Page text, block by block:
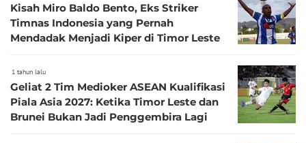
Kisah Miro Baldo Bento, Eks Striker
Timnas Indonesia yang Pernah
Mendadak Menjadi Kiper di Timor Leste
1 tahun lalu
Geliat 2 Tim Medioker ASEAN Kualifikasi
Piala Asia 2027: Ketika Timor Leste dan
Brunei Bukan Jadi Penggembira Lagi